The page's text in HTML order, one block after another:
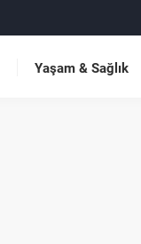
Yaşam & Sağlık